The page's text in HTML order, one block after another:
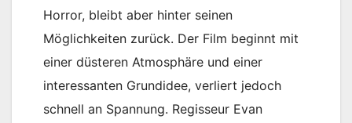
Horror, bleibt aber hinter seinen
Möglichkeiten zurück. Der Film beginnt mit
einer düsteren Atmosphäre und einer
interessanten Grundidee, verliert jedoch
schnell an Spannung. Regisseur Evan